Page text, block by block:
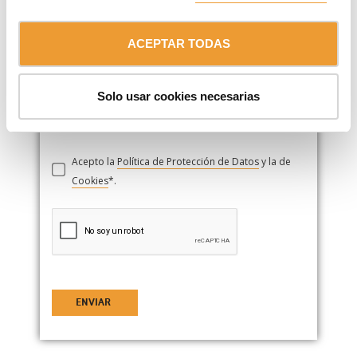
ACEPTAR TODAS
Solo usar cookies necesarias
Si deseas adjuntar tu curriculum, súbelo aquí.
Acepto la Política de Protección de Datosy la de
Cookies*.
ENVIAR